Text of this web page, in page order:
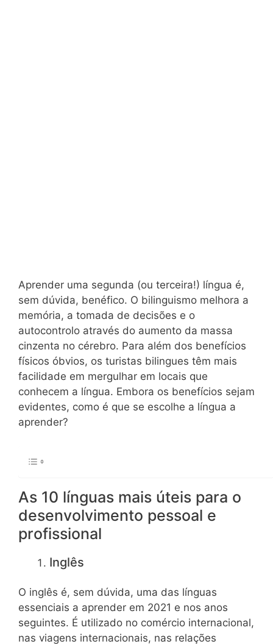
Aprender uma segunda (ou terceira!) língua é,
sem dúvida, benéfico. O bilinguismo melhora a
memória, a tomada de decisões e o
autocontrolo através do aumento da massa
cinzenta no cérebro. Para além dos benefícios
físicos óbvios, os turistas bilingues têm mais
facilidade em mergulhar em locais que
conhecem a língua. Embora os benefícios sejam
evidentes, como é que se escolhe a língua a
aprender?
As 10 línguas mais úteis para o
desenvolvimento pessoal e
profissional
Inglês
O inglês é, sem dúvida, uma das línguas
essenciais a aprender em 2021 e nos anos
seguintes. É utilizado no comércio internacional,
nas viagens internacionais, nas relações